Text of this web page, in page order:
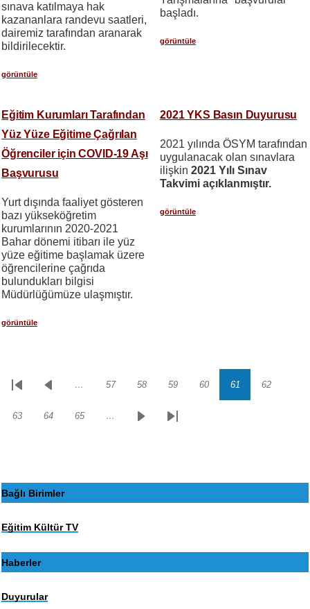
sınava katılmaya hak
kazananlara randevu saatleri,
dairemiz tarafından aranarak
bildirilecektir.
görüntüle
başladı.
görüntüle
Eğitim Kurumları Tarafından
Yüz Yüze Eğitime Çağrılan
Öğrenciler için COVID-19 Aşı
Başvurusu
Yurt dışında faaliyet gösteren
bazı yükseköğretim
kurumlarının 2020-2021
Bahar dönemi itibarı ile yüz
yüze eğitime başlamak üzere
öğrencilerine çağrıda
bulundukları bilgisi
Müdürlüğümüze ulaşmıştır.
görüntüle
2021 YKS Basın Duyurusu
2021 yılında ÖSYM tarafından
uygulanacak olan sınavlara
ilişkin 2021 Yılı Sınav
Takvimi açıklanmıştır.
görüntüle
Sayfalama
İlk
Önceki… Sayfa
57 Sayfa
58 Sayfa
59 Sayfa
60 Sayfa
61 Sayfa
62
Sayfa
63 Sayfa
64 Sayfa
65 …
SonrakiSon
Bağlı Birimler
Eğitim Kültür TV
Haberler
Duyurular